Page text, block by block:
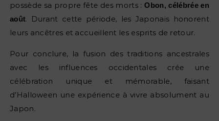
possède sa propre fête des morts :Obon, célébrée en
août. Durant cette période, les Japonais honorent
leurs ancêtres et accueillent les esprits de retour.
Pour conclure, la fusion des traditions ancestrales
avec les influences occidentales crée une
célébration unique et mémorable, faisant
d’Halloween une expérience à vivre absolument au
Japon.